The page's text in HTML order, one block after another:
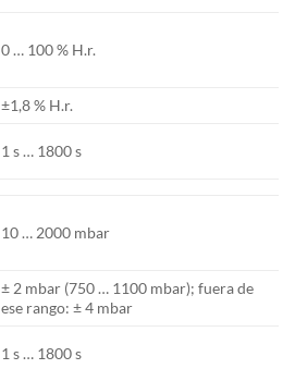
0 … 100 % H.r.
±1,8 % H.r.
1 s … 1800 s
10 … 2000 mbar
± 2 mbar (750 … 1100 mbar); fuera de
ese rango: ± 4 mbar
1 s … 1800 s